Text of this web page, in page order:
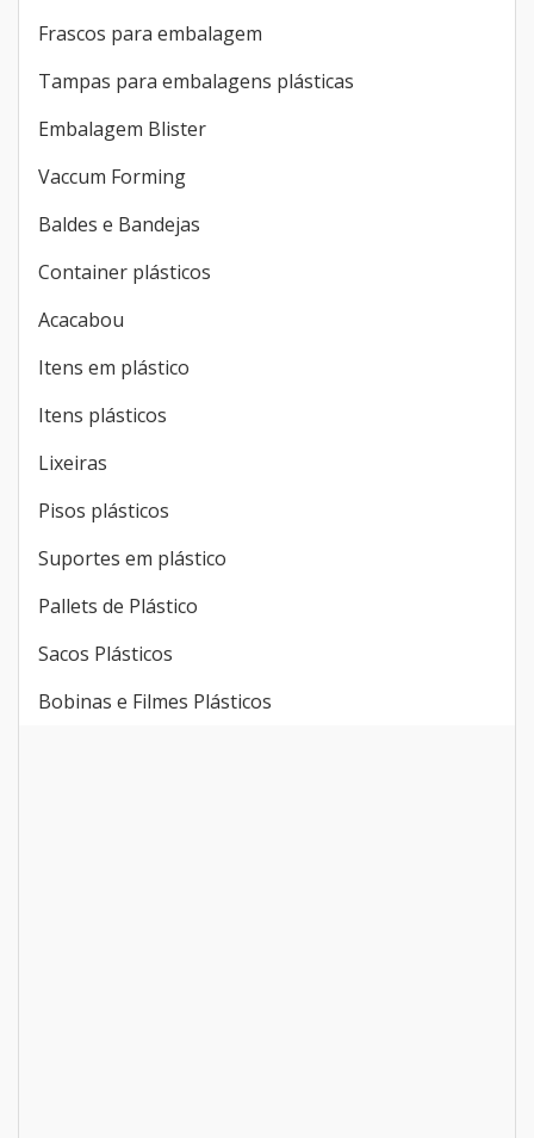
Frascos para embalagem
Tampas para embalagens plásticas
Embalagem Blister
Vaccum Forming
Baldes e Bandejas
Container plásticos
Acacabou
Itens em plástico
Itens plásticos
Lixeiras
Pisos plásticos
Suportes em plástico
Pallets de Plástico
Sacos Plásticos
Bobinas e Filmes Plásticos